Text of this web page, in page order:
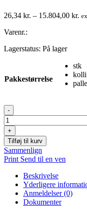
26,34 kr. – 15.804,00 kr.
Varenr.:
Lagerstatus: På lager
Pakkestørrelse
stk
kolli
palle
Håndsæbe,
ABENA,
1000
ml,
uden
farve
og
antal
-
+
Tilføj til kurv
Sammenlign
Print Send til en ven
Beskrivelse
Yderligere
Anmeldelser (0)
Dokumenter